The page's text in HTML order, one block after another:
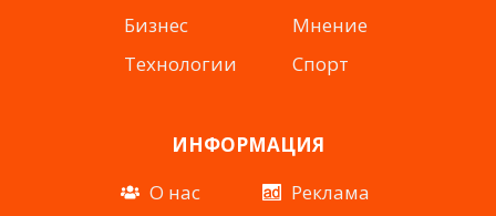
Бизнес
Технологии
Мнение
Спорт
ИНФОРМАЦИЯ
О нас
Реклама